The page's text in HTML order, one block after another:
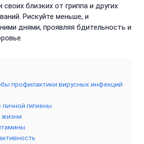
близких от гриппа и других
Рискуйте меньше, и
днями, проявляя бдительность и
профилактики вирусных инфекций
гигиены
жизни